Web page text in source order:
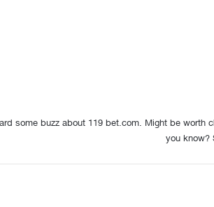
some buzz about 119 bet.com. Might be worth
you know?